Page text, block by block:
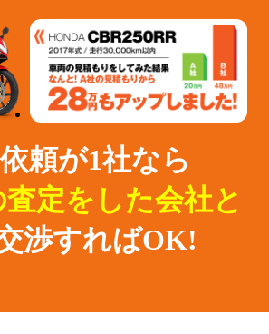
頼が1社なら
定をした会社と
渉すればOK!